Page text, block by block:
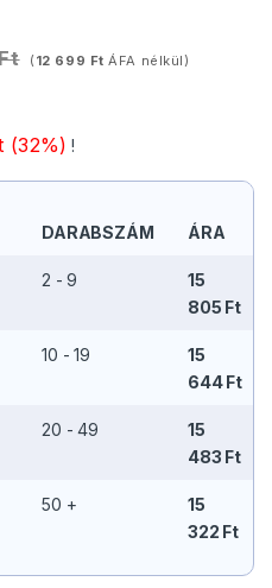
( 12 699 Ft ÁFA nélkül)
(32%)!
DARABSZÁM ÁRA
2 - 9
15
805 Ft
10 - 19
15
644Ft
20 - 49
15
483 Ft
50 +
15
322 Ft